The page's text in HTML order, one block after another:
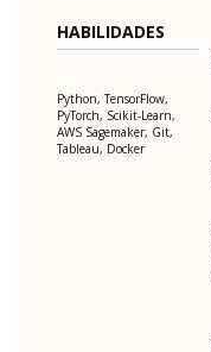
HABILIDADES
Python, TensorFlow,
PyTorch, Scikit-Learn,
AWS Sagemaker, Git,
Tableau, Docker